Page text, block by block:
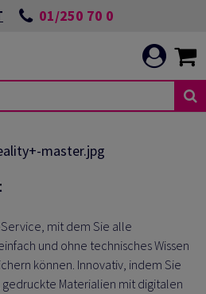
01/250 70 0
mit dem Sie alle
und ohne technisches Wissen
können. Innovativ, indem Sie
Materialien mit digitalen